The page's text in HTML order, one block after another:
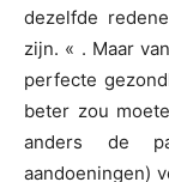
dezelfde
zijn. « . Maar
perfecte
beter zou
anders de
aandoeningen)